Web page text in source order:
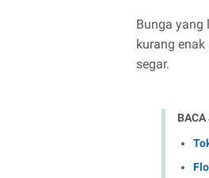
Bunga yang
kurang
segar.
BACA